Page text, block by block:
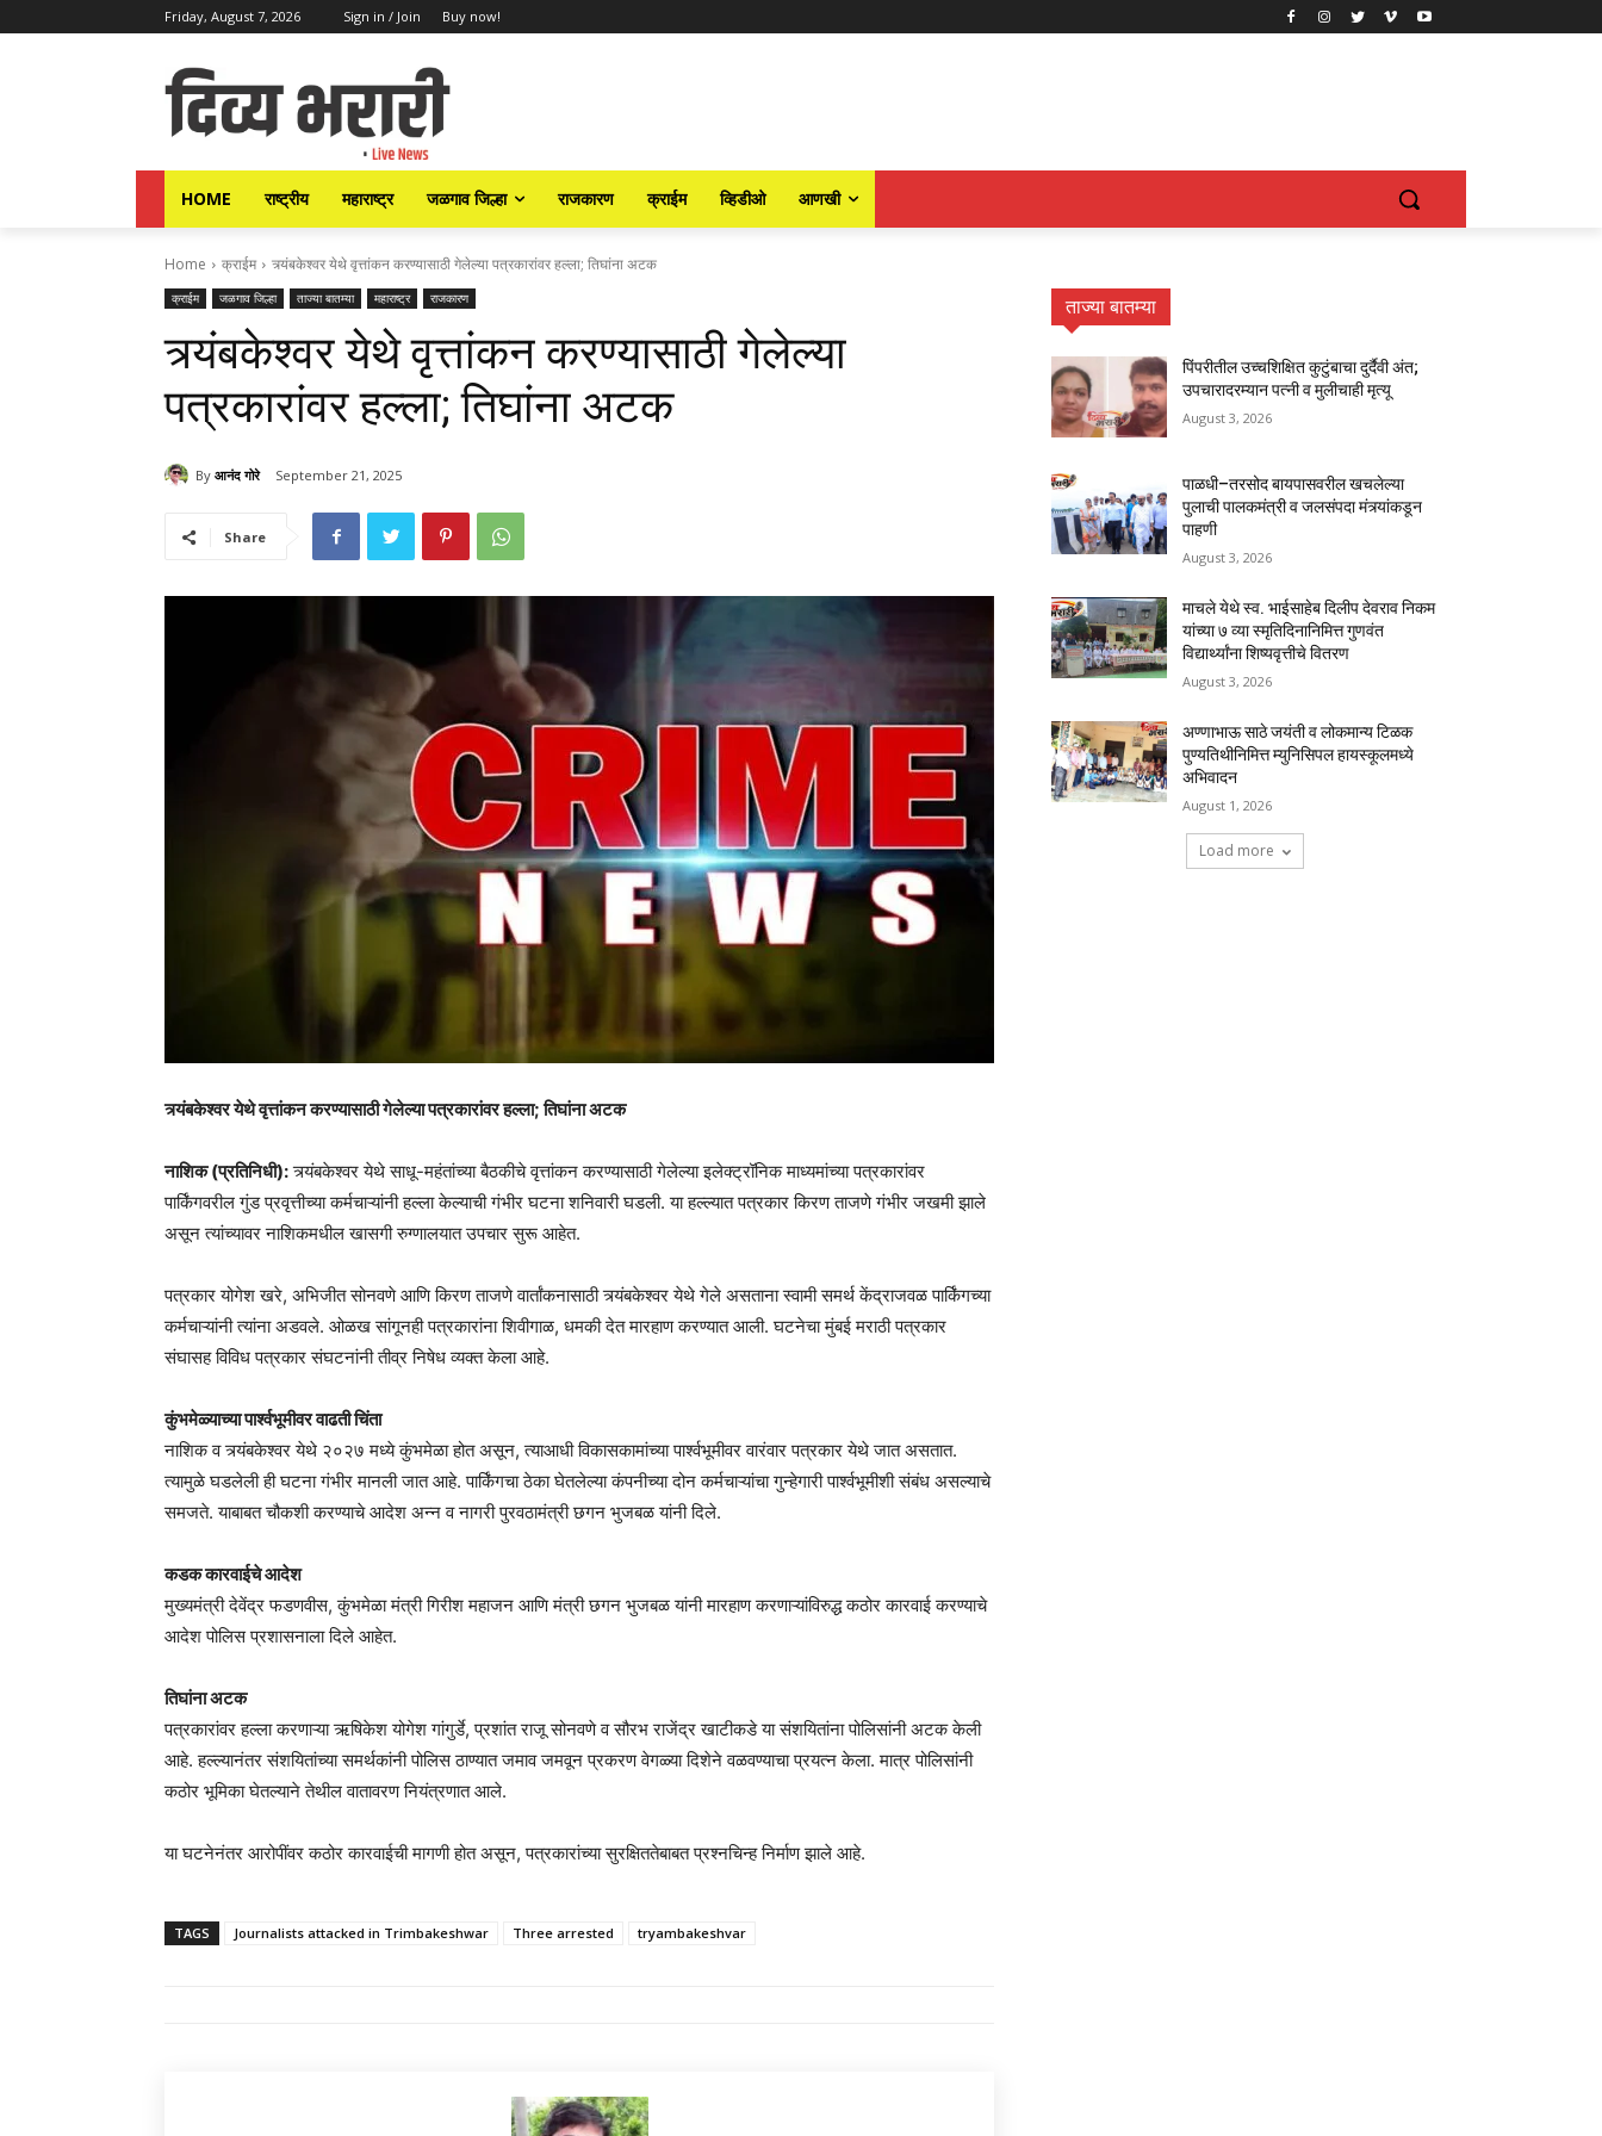
Friday, August 7, 2026 Sign in / Join Buy now!
HOME राष्ट्रीय महाराष्ट्र जळगाव जिल्हा राजकारण क्राईम व्हिडीओ आणखी
Home क्राईम त्र्यंबकेश्वर येथे वृत्तांकन करण्यासाठी गेलेल्या पत्रकारांवर हल्ला; तिघांना अटक
क्राईम जळगाव जिल्हा ताज्या बातम्या महाराष्ट्र राजकारण
त्र्यंबकेश्वर येथे वृत्तांकन करण्यासाठी गेलेल्या
पत्रकारांवर हल्ला; तिघांना अटक
By आनंद गोरे September 21, 2025
Share
त्र्यंबकेश्वर येथे वृत्तांकन करण्यासाठी गेलेल्या पत्रकारांवर हल्ला; तिघांना अटक
नाशिक (प्रतिनिधी):त्र्यंबकेश्वर येथे साधू-महंतांच्या बैठकीचे वृत्तांकन करण्यासाठी गेलेल्या इलेक्ट्रॉनिक माध्यमांच्या पत्रकारांवर
पार्किंगवरील गुंड प्रवृत्तीच्या कर्मचाऱ्यांनी हल्ला केल्याची गंभीर घटना शनिवारी घडली. या हल्ल्यात पत्रकार किरण ताजणे गंभीर जखमी झाले
असून त्यांच्यावर नाशिकमधील खासगी रुग्णालयात उपचार सुरू आहेत.
पत्रकार योगेश खरे, अभिजीत सोनवणे आणि किरण ताजणे वार्तांकनासाठी त्र्यंबकेश्वर येथे गेले असताना स्वामी समर्थ केंद्राजवळ पार्किंगच्या
कर्मचाऱ्यांनी त्यांना अडवले. ओळख सांगूनही पत्रकारांना शिवीगाळ, धमकी देत मारहाण करण्यात आली. घटनेचा मुंबई मराठी पत्रकार
संघासह विविध पत्रकार संघटनांनी तीव्र निषेध व्यक्त केला आहे.
कुंभमेळ्याच्या पार्श्वभूमीवर वाढती चिंता
नाशिक व त्र्यंबकेश्वर येथे २०२७ मध्ये कुंभमेळा होत असून, त्याआधी विकासकामांच्या पार्श्वभूमीवर वारंवार पत्रकार येथे जात असतात.
त्यामुळे घडलेली ही घटना गंभीर मानली जात आहे. पार्किंगचा ठेका घेतलेल्या कंपनीच्या दोन कर्मचाऱ्यांचा गुन्हेगारी पार्श्वभूमीशी संबंध असल्याचे
समजते. याबाबत चौकशी करण्याचे आदेश अन्न व नागरी पुरवठामंत्री छगन भुजबळ यांनी दिले.
कडक कारवाईचे आदेश
मुख्यमंत्री देवेंद्र फडणवीस, कुंभमेळा मंत्री गिरीश महाजन आणि मंत्री छगन भुजबळ यांनी मारहाण करणाऱ्यांविरुद्ध कठोर कारवाई करण्याचे
आदेश पोलिस प्रशासनाला दिले आहेत.
तिघांना अटक
पत्रकारांवर हल्ला करणाऱ्या ऋषिकेश योगेश गांगुर्डे, प्रशांत राजू सोनवणे व सौरभ राजेंद्र खाटीकडे या संशयितांना पोलिसांनी अटक केली
आहे. हल्ल्यानंतर संशयितांच्या समर्थकांनी पोलिस ठाण्यात जमाव जमवून प्रकरण वेगळ्या दिशेने वळवण्याचा प्रयत्न केला. मात्र पोलिसांनी
कठोर भूमिका घेतल्याने तेथील वातावरण नियंत्रणात आले.
या घटनेनंतर आरोपींवर कठोर कारवाईची मागणी होत असून, पत्रकारांच्या सुरक्षिततेबाबत प्रश्नचिन्ह निर्माण झाले आहे.
TAGS Journalists attacked in Trimbakeshwar Three arrested tryambakeshvar
ताज्या बातम्या
पिंपरीतील उच्चशिक्षित कुटुंबाचा दुर्दैवी अंत;
उपचारादरम्यान पत्नी व मुलीचाही मृत्यू
August 3, 2026
पाळधी–तरसोद बायपासवरील खचलेल्या
पुलाची पालकमंत्री व जलसंपदा मंत्र्यांकडून
पाहणी
August 3, 2026
माचले येथे स्व. भाईसाहेब दिलीप देवराव निकम
यांच्या ७ व्या स्मृतिदिनानिमित्त गुणवंत
विद्यार्थ्यांना शिष्यवृत्तीचे वितरण
August 3, 2026
अण्णाभाऊ साठे जयंती व लोकमान्य टिळक
पुण्यतिथीनिमित्त म्युनिसिपल हायस्कूलमध्ये
अभिवादन
August 1, 2026
Load more